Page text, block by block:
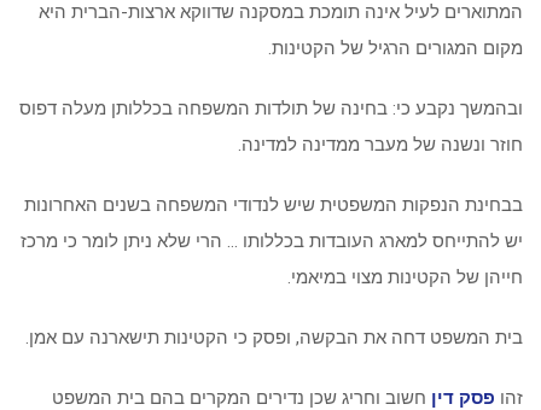
המתוארים לעיל אינה תומכת במסקנה שדווקא ארצות-הברית היא
מקום המגורים הרגיל של הקטינות.
ובהמשך נקבע כי: בחינה של תולדות המשפחה בכללותן מעלה דפוס
חוזר ונשנה של מעבר ממדינה למדינה.
בבחינת הנפקות המשפטית שיש לנדודי המשפחה בשנים האחרונות
יש להתייחס למארג העובדות בכללותו … הרי שלא ניתן לומר כי מרכז
חייהן של הקטינות מצוי במיאמי.
בית המשפט דחה את הבקשה, ופסק כי הקטינות תישארנה עם אמן.
זהו פסק דין חשוב וחריג שכן נדירים המקרים בהם בית המשפט